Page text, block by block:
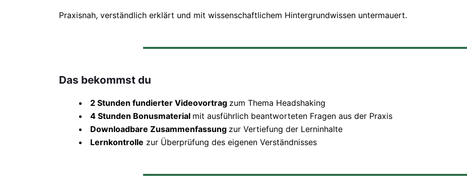
Praxisnah, verständlich erklärt und mit wissenschaftlichem Hintergrundwissen untermauert.
Das bekommst du
2 Stunden fundierter Videovortrag zum Thema Headshaking
4 Stunden Bonusmaterial mit ausführlich beantworteten Fragen aus der Praxis
Downloadbare Zusammenfassung zur Vertiefung der Lerninhalte
Lernkontrolle zur Überprüfung des eigenen Verständnisses